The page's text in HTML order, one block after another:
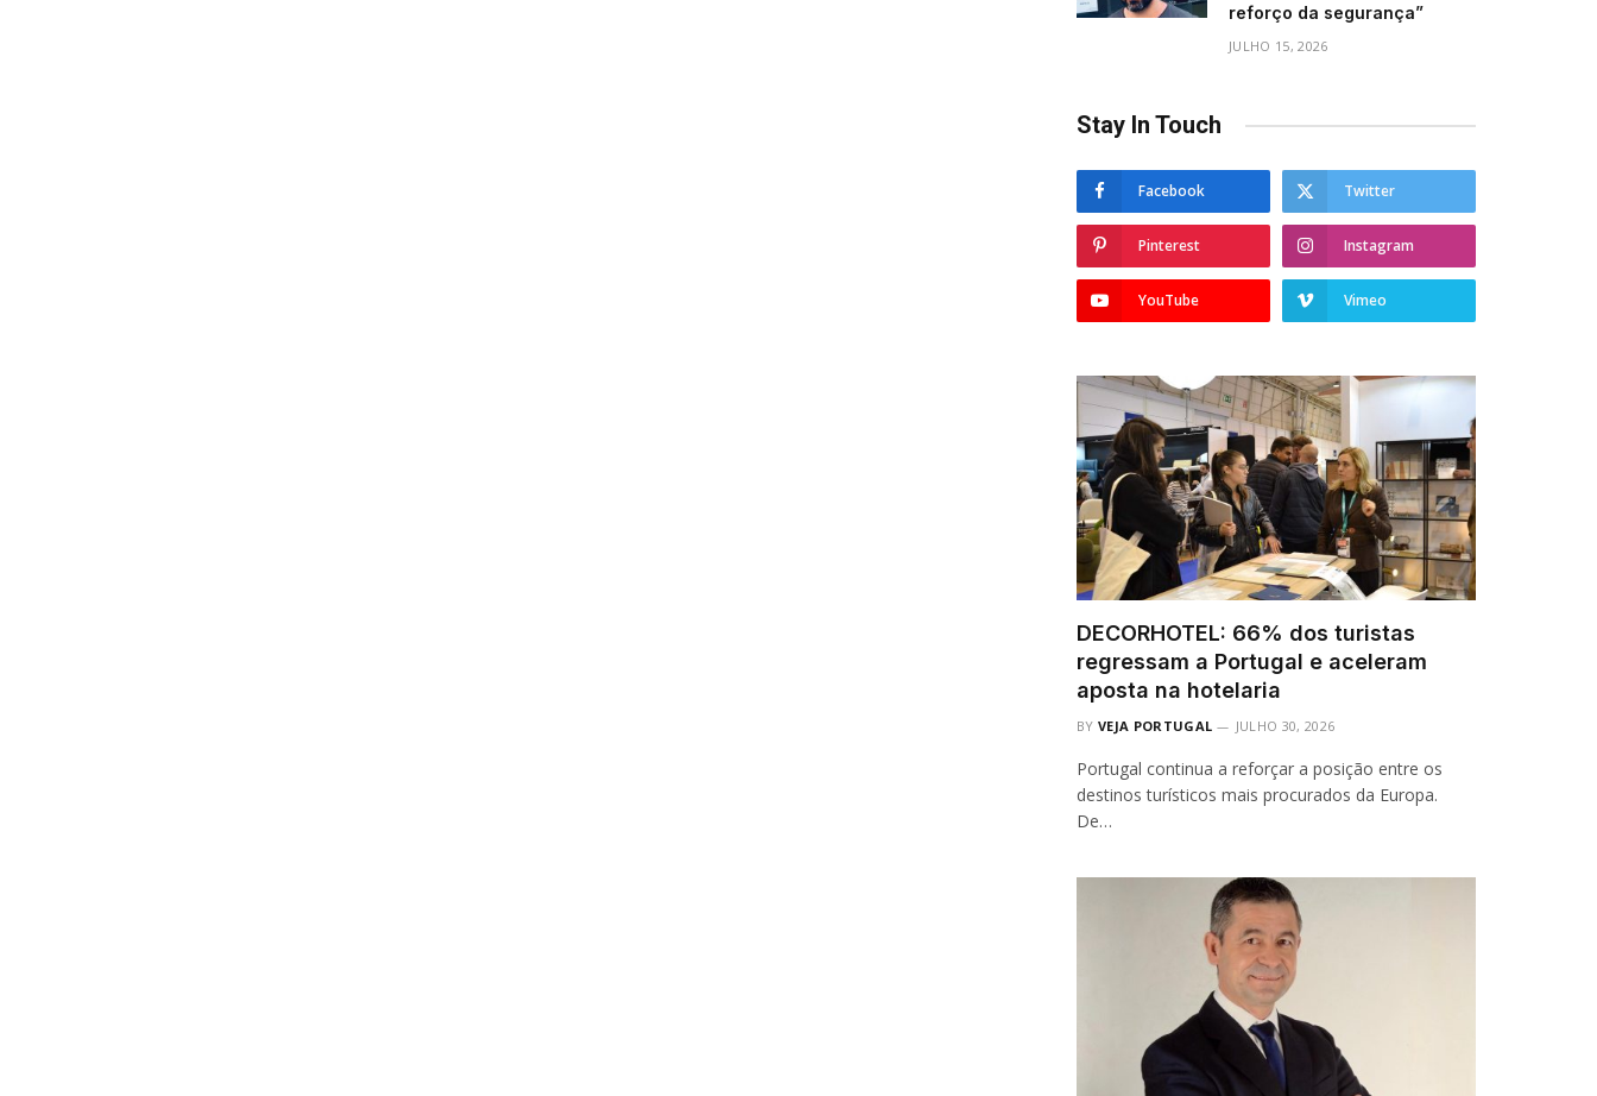
reforço da segurança”
JULHO 15, 2026
Stay In Touch
Facebook Twitter
Pinterest Instagram
YouTube Vimeo
DECORHOTEL: 66% dos turistas
regressam a Portugal e aceleram
aposta na hotelaria
BY VEJA PORTUGAL JULHO 30, 2026
Portugal continua a reforçar a posição entre os
destinos turísticos mais procurados da Europa.
De…